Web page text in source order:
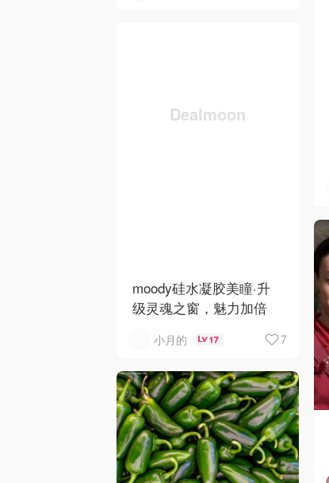
moody硅水凝胶美瞳·升
级灵魂之窗，魅力加倍
小月的 17 7